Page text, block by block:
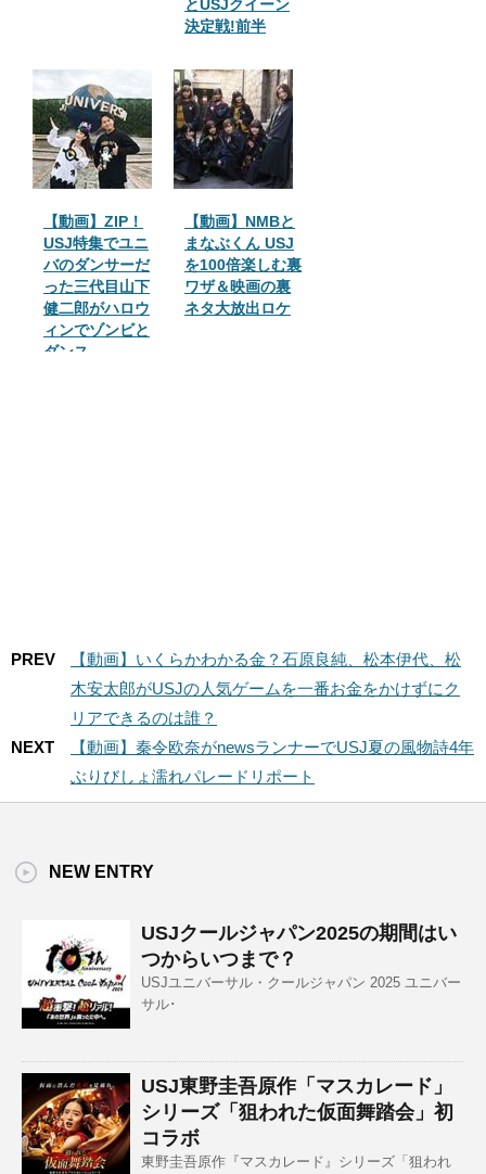
とUSJクイーン
決定戦!前半
【動画】ZIP！
USJ特集でユニ
バのダンサーだ
った三代目山下
健二郎がハロウ
ィンでゾンビと
ダンス
【動画】NMBと
まなぶくん USJ
を100倍楽しむ裏
ワザ＆映画の裏
ネタ大放出ロケ
PREV
【動画】いくらかわかる金？石原良純、松本伊代、松
木安太郎がUSJの人気ゲームを一番お金をかけずにク
リアできるのは誰？
NEXT
【動画】秦令欧奈がnewsランナーでUSJ夏の風物詩4年
ぶりびしょ濡れパレードリポート
NEW ENTRY
USJクールジャパン2025の期間はい
つからいつまで？
USJユニバーサル・クールジャパン 2025 ユニバー
サル･
USJ東野圭吾原作「マスカレード」
シリーズ「狙われた仮面舞踏会」初
コラボ
東野圭吾原作『マスカレード』シリーズ「狙われ